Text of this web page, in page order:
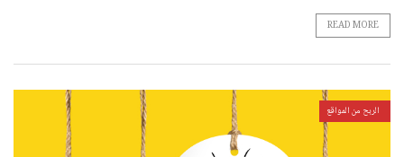
READ MORE
الربح من المواقع